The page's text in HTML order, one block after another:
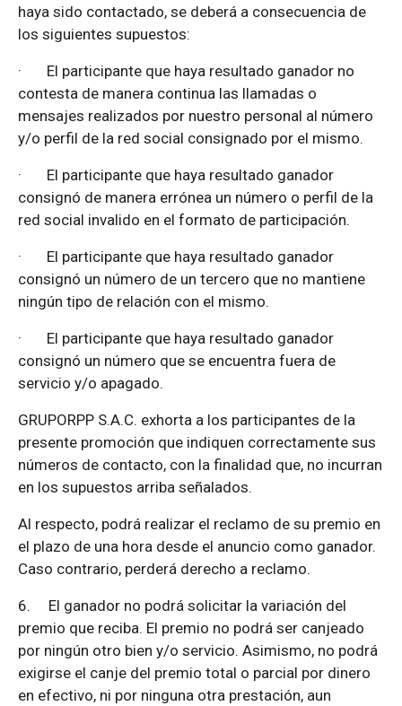
haya sido contactado, se deberá a consecuencia de
los siguientes supuestos:
· El participante que haya resultado ganador no
contesta de manera continua las llamadas o
mensajes realizados por nuestro personal al número
y/o perfil de la red social consignado por el mismo.
· El participante que haya resultado ganador
consignó de manera errónea un número o perfil de la
red social invalido en el formato de participación.
· El participante que haya resultado ganador
consignó un número de un tercero que no mantiene
ningún tipo de relación con el mismo.
· El participante que haya resultado ganador
consignó un número que se encuentra fuera de
servicio y/o apagado.
GRUPORPP S.A.C. exhorta a los participantes de la
presente promoción que indiquen correctamente sus
números de contacto, con la finalidad que, no incurran
en los supuestos arriba señalados.
Al respecto, podrá realizar el reclamo de su premio en
el plazo de una hora desde el anuncio como ganador.
Caso contrario, perderá derecho a reclamo.
6. El ganador no podrá solicitar la variación del
premio que reciba. El premio no podrá ser canjeado
por ningún otro bien y/o servicio. Asimismo, no podrá
exigirse el canje del premio total o parcial por dinero
en efectivo, ni por ninguna otra prestación, aun